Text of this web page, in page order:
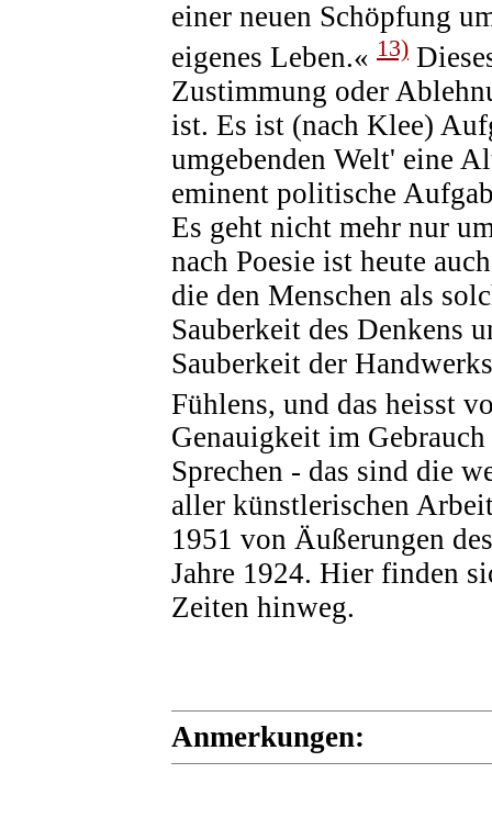
einer neuen Schöpfung
eigenes Leben.« 13)
Zustimmung oder
ist. Es ist (nach Klee)
umgebenden Welt' eine
eminent politische
Es geht nicht mehr nur
nach Poesie ist heute
die den Menschen als
Sauberkeit des Denkens
Sauberkeit der
Fühlens, und das heisst
Genauigkeit im
Sprechen - das sind die
aller künstlerischen
1951 von Äußerungen
Jahre 1924. Hier finden
Zeiten hinweg.
Anmerkungen: